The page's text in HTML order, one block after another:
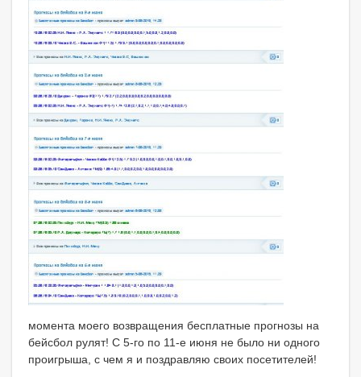
момента моего возвращения бесплатные прогнозы на
бейсбол рулят! С 5-го по 11-е июня не было ни одного
проигрыша, с чем я и поздравляю своих посетителей!